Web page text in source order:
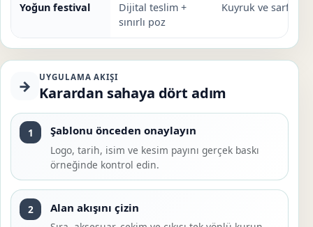
Yoğun festival
Dijital teslim +
sınırlı poz
Kuyruk ve sarf
→ UYGULAMA AKIŞI
Karardan sahaya dört adım
1 Şablonu önceden onaylayın
Logo, tarih, isim ve kesim payını gerçek baskı
örneğinde kontrol edin.
2 Alan akışını çizin